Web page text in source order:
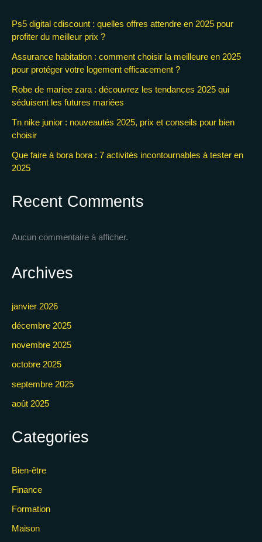
Ps5 digital cdiscount : quelles offres attendre en 2025 pour
profiter du meilleur prix ?
Assurance habitation : comment choisir la meilleure en 2025
pour protéger votre logement efficacement ?
Robe de mariee zara : découvrez les tendances 2025 qui
séduisent les futures mariées
Tn nike junior : nouveautés 2025, prix et conseils pour bien
choisir
Que faire à bora bora : 7 activités incontournables à tester en
2025
Recent Comments
Aucun commentaire à afficher.
Archives
janvier 2026
décembre 2025
novembre 2025
octobre 2025
septembre 2025
août 2025
Categories
Bien-être
Finance
Formation
Maison